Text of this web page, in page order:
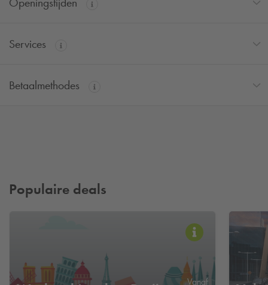
Services
Betaalmethodes
Populaire deals
Vanaf